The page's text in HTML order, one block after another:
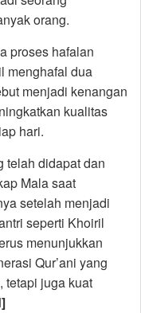
orang.
proses hafalan
menghafal dua
menjadi kenangan
kualitas
hari.
telah didapat dan
Mala saat
setelah menjadi
seperti Khoiril
menunjukkan
Qur’ani yang
tetapi juga kuat